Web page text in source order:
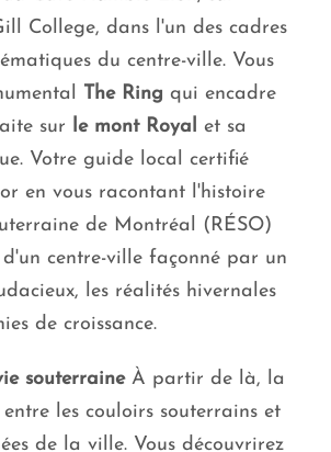
College, dans l'un des cadres
du centre-ville. Vous
The Ring qui encadre
sur le mont Royal et sa
Votre guide local certifié
en vous racontant l'histoire
de Montréal (RÉSO)
centre-ville façonné par un
les réalités hivernales
de croissance.
souterraineÀ partir de là, la
les couloirs souterrains et
de la ville. Vous découvrirez